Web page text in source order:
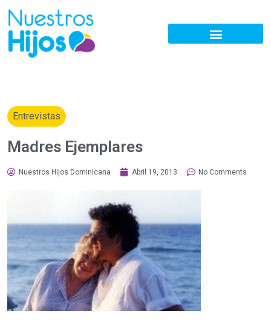
Entrevistas
Madres Ejemplares
Nuestros Hijos Dominicana Abril 19, 2013 No Comments